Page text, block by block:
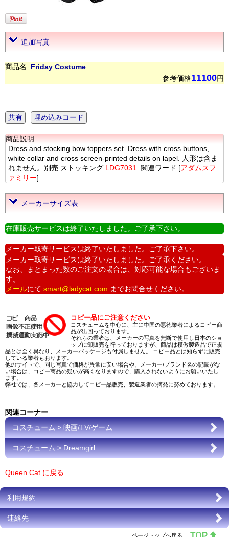
追加写真
商品名: Friday Costume
参考価格11100円
共有 埋め込みコード
商品説明
Dress and stocking bow toppers set. Dress with cross buttons,
white collar and cross screen-printed details on lapel. 人形は含ま
れません。別売 ストッキング LDG7031 . 関連ワード [アダムスフ
ァミリー]
メーカーサイズ表
在庫販売サービスは終了いたしました。ご了承下さい。
メーカー取寄サービスは終了いたしました。ご了承下さい。
メーカー取寄サービスは終了いたしました。ご了承ください。
なお、まとまった数のご注文の場合は、対応可能な場合もございま
す。
メールにて smart@ladycat.com までお問合せください。
コピー品にご注意ください
コスチュームを中心に、主に中国の悪徳業者によるコピー商
品が出回っております。
それらの業者は、メーカーの写真を無断で使用し日本のショ
ップに卸販売を行っておりますが、商品は模倣製造品で正規
品とは全く異なり、メーカーパッケージも付属しません。 コピー品とは知らずに販売
している業者もおります。
他のサイトで、同じ写真で価格が異常に安い場合や、メーカー/ブランド名の記載がな
い場合は、コピー商品の疑いが高くなりますので、購入されないようにお願いいたし
ます。
弊社では、各メーカーと協力してコピー品販売、製造業者の摘発に努めております。
関連コーナー
コスチューム > 映画/TV/ゲーム
コスチューム > Dreamgirl
Queen Cat に戻る
利用規約
連絡先
ページトップへ戻る